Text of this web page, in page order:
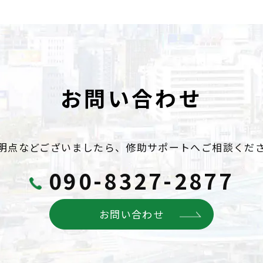
お問い合わせ
点などございましたら、修助サポートへご相談くだ
090-8327-2877
お問い合わせ